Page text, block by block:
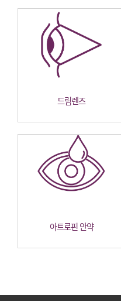
드림렌즈
아트로핀 안약